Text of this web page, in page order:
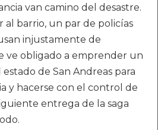
van camino del desastre.
al barrio, un par de policías
injustamente de
ve obligado a emprender un
de San Andreas para
y hacerse con el control de
entrega de la saga